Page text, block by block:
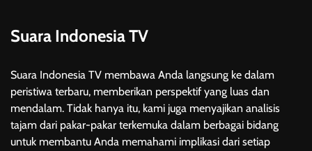
Suara Indonesia TV
Suara Indonesia TV membawa Anda langsung ke dalam
peristiwa terbaru, memberikan perspektif yang luas dan
mendalam. Tidak hanya itu, kami juga menyajikan analisis
tajam dari pakar-pakar terkemuka dalam berbagai bidang
untuk membantu Anda memahami implikasi dari setiap